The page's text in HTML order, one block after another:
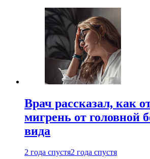
Врач рассказал, как
мигрень от головной
вида
2 года спустя2 года спустя